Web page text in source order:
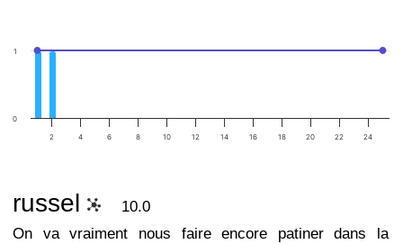
2 4 6 8 10 12 14 16 18 20 22 24
0
1
russel
10.0
On va vraiment nous faire encore patiner dans la